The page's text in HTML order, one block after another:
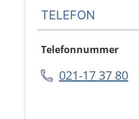
TELEFON
Telefonnummer
021-17 37 80